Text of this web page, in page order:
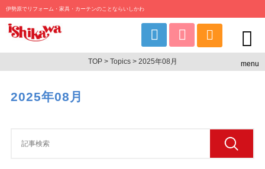
伊勢原でリフォーム・家具・カーテンのことならいしかわ
menu
TOP> Topics> 2025年08月
2025年08月